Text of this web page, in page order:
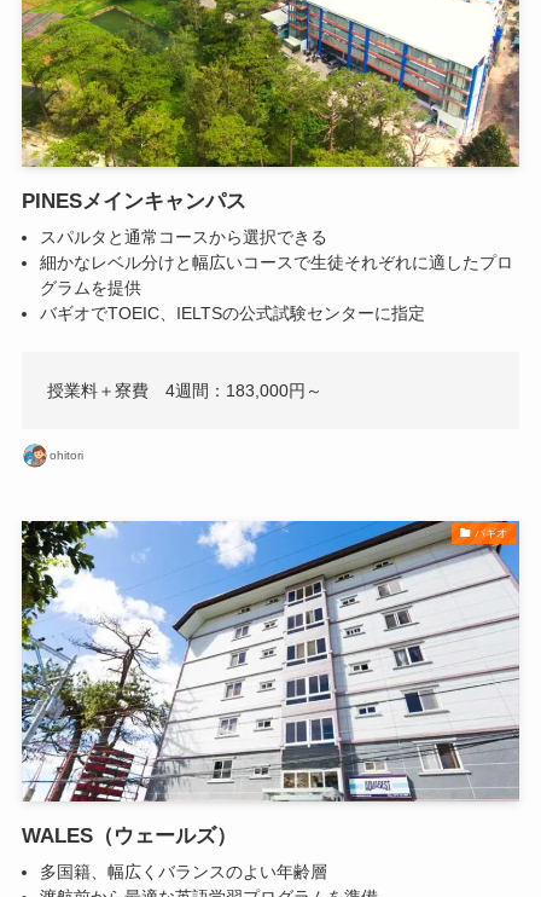
PINESメインキャンパス
スパルタと通常コースから選択できる
細かなレベル分けと幅広いコースで生徒それぞれに適したプロ
グラムを提供
バギオでTOEIC、IELTSの公式試験センターに指定
授業料＋寮費 4週間：183,000円～
ohitori
バギオ
WALES（ウェールズ）
多国籍、幅広くバランスのよい年齢層